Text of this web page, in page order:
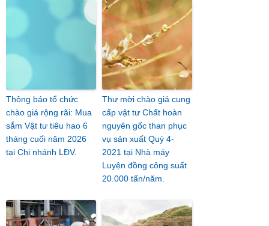
Thông báo tổ chức
chào giá rộng rãi: Mua
sắm Vật tư tiêu hao 6
tháng cuối năm 2026
tại Chi nhánh LĐV.
Thư mời chào giá cung
cấp vật tư Chất hoàn
nguyên gốc than phục
vụ sản xuất Quý 4-
2021 tại Nhà máy
Luyện đồng công suất
20.000 tấn/năm.